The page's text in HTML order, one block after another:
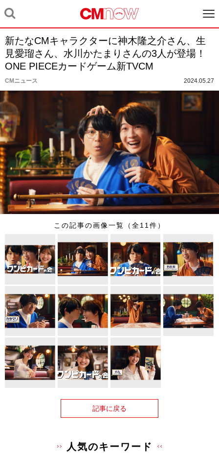
新たなCMキャラクターに神木隆之介さん、生
見愛瑠さん、水川かたまりさんの3人が登場！
ONE PIECEカードゲーム新TVCM
CMニュース 2024.05.27
この記事の画像一覧（全11件）
記事に戻る
人気のキーワード